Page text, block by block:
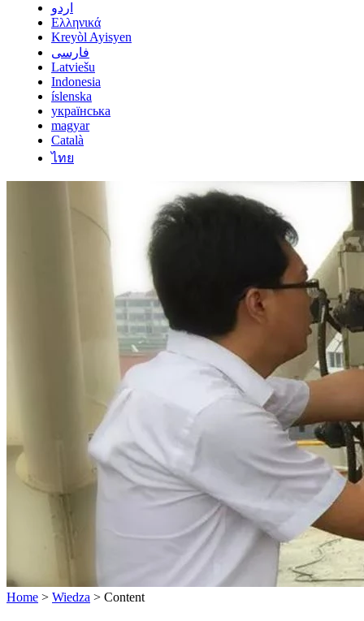
اردو
Ελληνικά
Kreyòl Ayisyen
فارسی
Latviešu
Indonesia
íslenska
українська
magyar
Català
ไทย
Home > Wiedza > Content